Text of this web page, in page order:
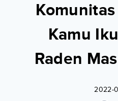
Kamu
Raden
2022-